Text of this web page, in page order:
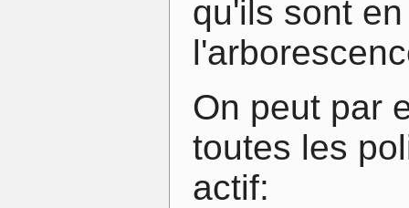
qu'ils sont
On peut par
toutes les
actif: